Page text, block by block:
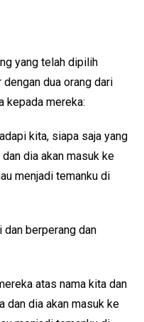
yang telah dipilih
dua orang dari
kepada mereka:
kita, siapa saja yang
dia akan masuk ke
menjadi temanku di
berperang dan
atas nama kita dan
dan dia akan masuk ke